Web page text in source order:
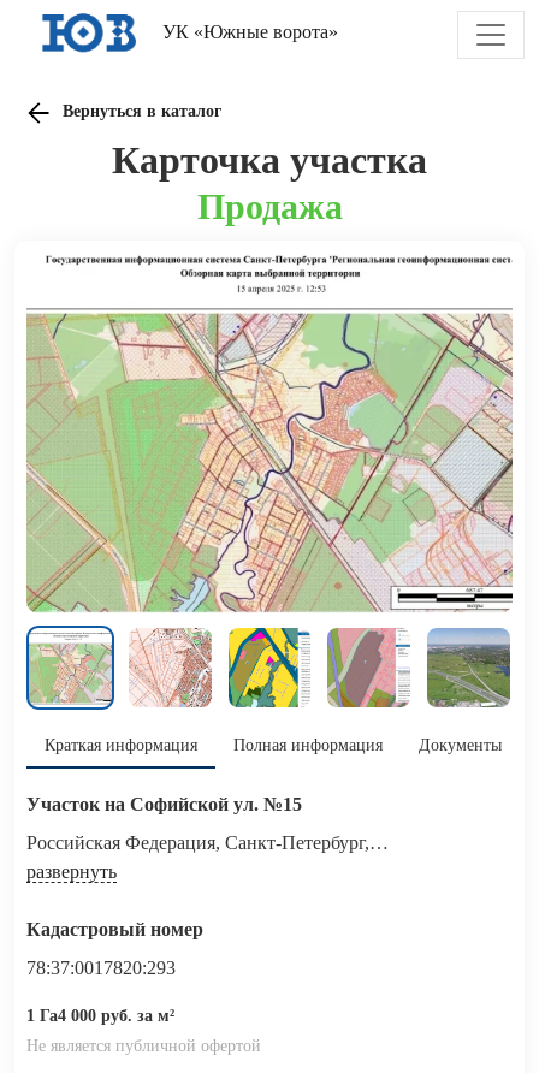
УК «Южные ворота»
Вернуться в каталог
Карточка участка
Продажа
Краткая информация Полная информация Документы
Участок на Софийской ул. №15
Российская Федерация, Санкт-Петербург,
внутригородское муниципальное образование города
Славянка, территория предприятия "Ленсоветовское",
участок 15
развернуть
Кадастровый номер
78:37:0017820:293
1 Га4 000 руб. за м²
Не является публичной офертой